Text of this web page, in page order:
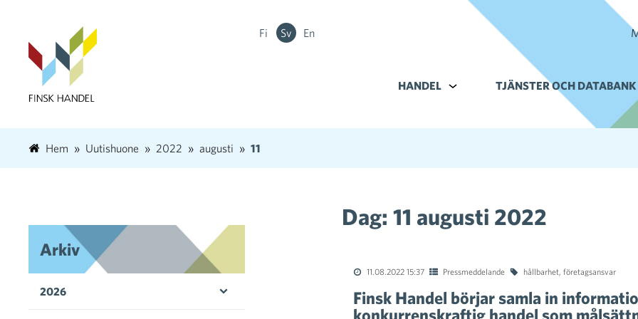
Fi Sv En
HANDEL Alavalikko kohteelle Handel
TJÄNSTER OCH DATABANK
Hem Uutishuone 2022 augusti 11
Dag: 11 augusti 2022
11.08.2022 15:37 Pressmeddelande hållbarhet, företagsansvar
Finsk Handel börjar samla in
konkurrenskraftig handel som
Arkiv
2026